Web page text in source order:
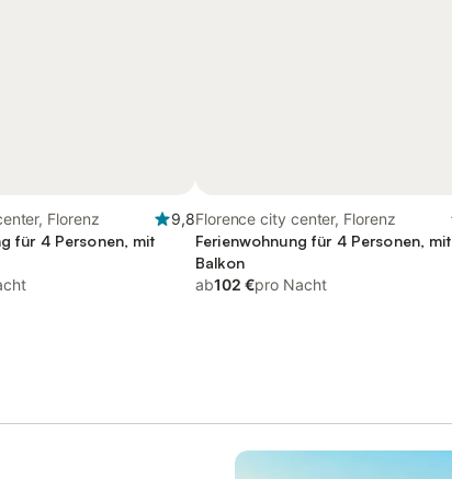
Florenz
9,8
für 4 Personen, mit
Florence city center, Florenz
Ferienwohnung für 4 Personen, mit
Balkon
ab102 €pro Nacht